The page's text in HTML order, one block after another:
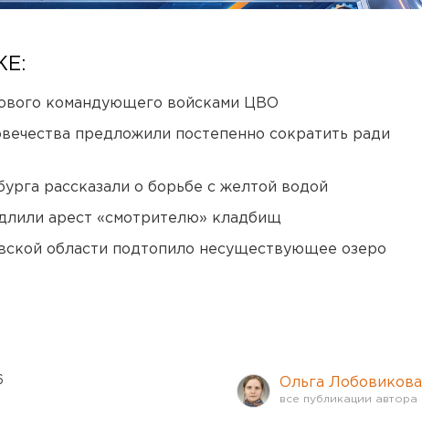
командующего войсками ЦВО
предложили постепенно сократить ради
рассказали о борьбе с желтой водой
арест «смотрителю» кладбищ
области подтопило несуществующее озеро
Ольга Лобовикова